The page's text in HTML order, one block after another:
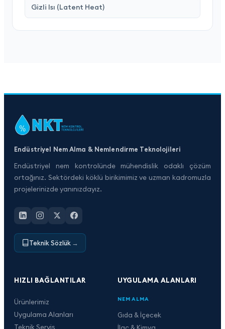
Gizli Isı (Latent Heat)
Endüstriyel Nem Alma & Nemlendirme Teknolojileri
Endüstriyel nem kontrolünde mühendislik odaklı çözüm
ortağınız. Sektördeki köklü birikimimiz ve uzman kadromuzla
projelerinizde yanınızdayız.
Teknik Sözlük →
HIZLI BAĞLANTILAR
Ürünlerimiz
Uygulama Alanları
Teknik Servis
UYGULAMA ALANLARI
NEM ALMA
Gıda & İçecek